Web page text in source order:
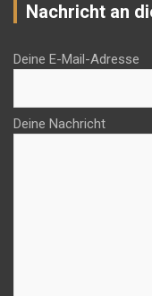
Nachricht an
Deine E-Mail-Adresse
Deine Nachricht